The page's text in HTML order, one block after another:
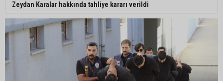
Zeydan Karalar hakkında tahliye kararı verildi